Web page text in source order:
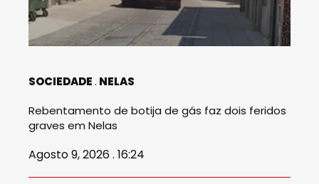
SOCIEDADE NELAS
Rebentamento de botija de gás faz dois feridos
graves em Nelas
Agosto 9, 2026 . 16:24